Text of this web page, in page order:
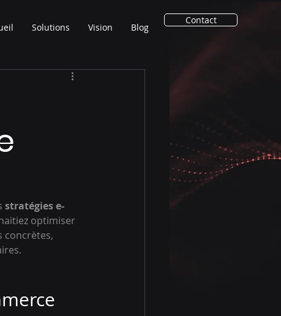
Solutions Vision Blog
Contact
stratégies e-
optimiser
concrètes,